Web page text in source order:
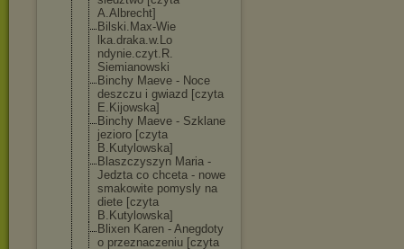
A.Albrecht]
Bilski.Max-Wie
lka.draka.w.Lo
ndynie.czyt.R.
Siemianowski
Binchy Maeve - Noce
deszczu i gwiazd [czyta
E.Kijowska]
Binchy Maeve - Szklane
jezioro [czyta
B.Kutylowska]
Blaszczyszyn Maria -
Jedzta co chceta - nowe
smakowite pomysly na
diete [czyta
B.Kutylowska]
Blixen Karen - Anegdoty
o przeznaczeniu [czyta